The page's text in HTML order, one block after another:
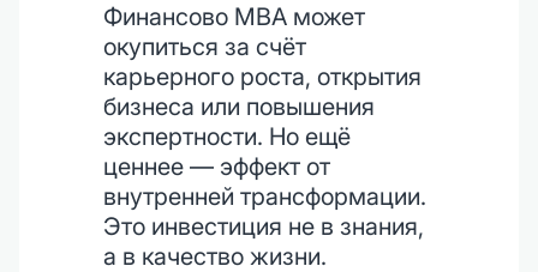
Финансово MBA может
окупиться за счёт
карьерного роста, открытия
бизнеса или повышения
экспертности. Но ещё
ценнее — эффект от
внутренней трансформации.
Это инвестиция не в знания,
а в качество жизни.